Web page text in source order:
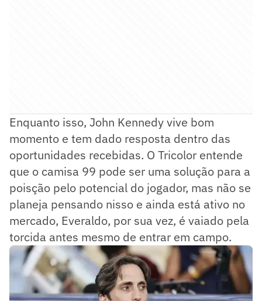
Enquanto isso, John Kennedy vive bom
momento e tem dado resposta dentro das
oportunidades recebidas. O Tricolor entende
que o camisa 99 pode ser uma solução para a
poisção pelo potencial do jogador, mas não se
planeja pensando nisso e ainda está ativo no
mercado, Everaldo, por sua vez, é vaiado pela
torcida antes mesmo de entrar em campo.